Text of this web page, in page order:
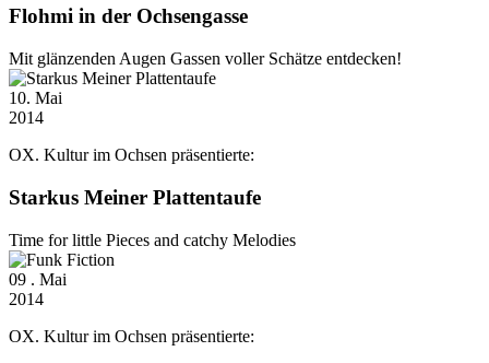
Flohmi in der Ochsengasse
Mit glänzenden Augen Gassen voller Schätze entdecken!
10. Mai
2014
OX. Kultur im Ochsen präsentierte:
Starkus Meiner Plattentaufe
Time for little Pieces and catchy Melodies
09 . Mai
2014
OX. Kultur im Ochsen präsentierte: